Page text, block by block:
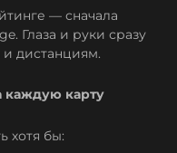
— сначала
Глаза и руки сразу
дистанциям.
каждую карту
хотя бы: